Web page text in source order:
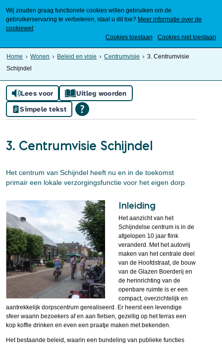
Wij zouden graag functionele cookies willen gebruiken om de
gebruikerservaring te verbeteren, staat u dit toe? Meer informatie over de
cookiewet
Cookies toestaan
Cookies niet toestaan
Home Wonen Beleid en visie Centrumvisie
3. Centrumvisie
Schijndel
Lees voor
Uitleg woorden
Simpele tekst
3. Centrumvisie Schijndel
Het centrum van Schijndel heeft nu en in de toekomst
primair een lokale verzorgingsfunctie voor het eigen dorp
Inleiding
Het aanzicht van het
Schijndelse centrum is in de
afgelopen 10 jaar flink
veranderd. Met het autovrij
maken van het centrale deel
van de Hoofdstraat, de bouw
van de Glazen Boerderij en
de herinrichting van de
openbare ruimte is er een
compact, overzichtelijk en
aantrekkelijk dorpscentrum gerealiseerd. Er heerst een levendige
sfeer waarin bezoekers af en aan fietsen, gezellig op het terras een
kop koffie drinken en even een praatje maken met bekenden.
Het bestaande beleid, waarin een bundeling van publieke functies